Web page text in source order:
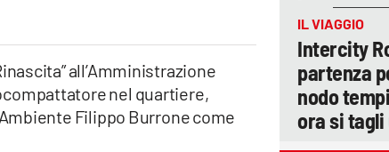
all’Amministrazione
nel quartiere,
Filippo Burrone come
IL VIAGGIO
Intercity
partenza
nodo
ora si tagli